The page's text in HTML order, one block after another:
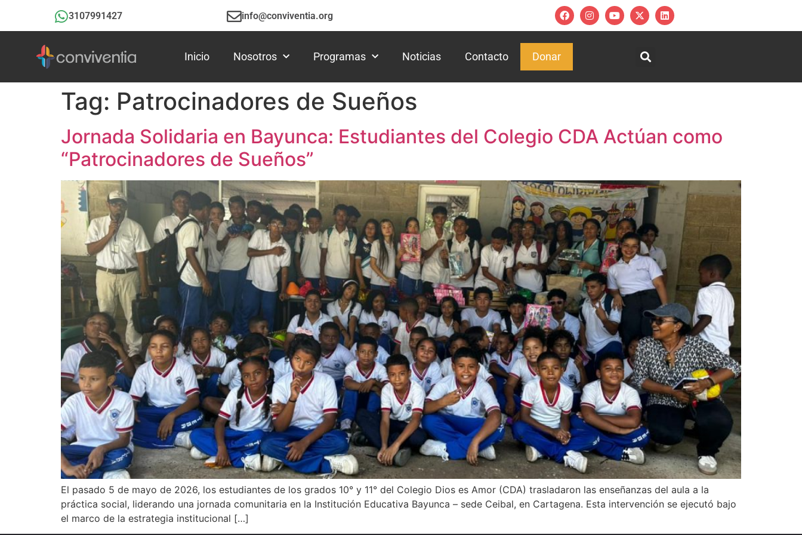
3107991427 info@conviventia.org
Inicio Nosotros Programas Noticias Contacto Donar
Tag: Patrocinadores de Sueños
Jornada Solidaria en Bayunca: Estudiantes del Colegio CDA Actúan como
“Patrocinadores de Sueños”
El pasado 5 de mayo de 2026, los estudiantes de los grados 10° y 11° del Colegio Dios es Amor (CDA) trasladaron las enseñanzas del aula a la
práctica social, liderando una jornada comunitaria en la Institución Educativa Bayunca – sede Ceibal, en Cartagena. Esta intervención se ejecutó bajo
el marco de la estrategia institucional […]